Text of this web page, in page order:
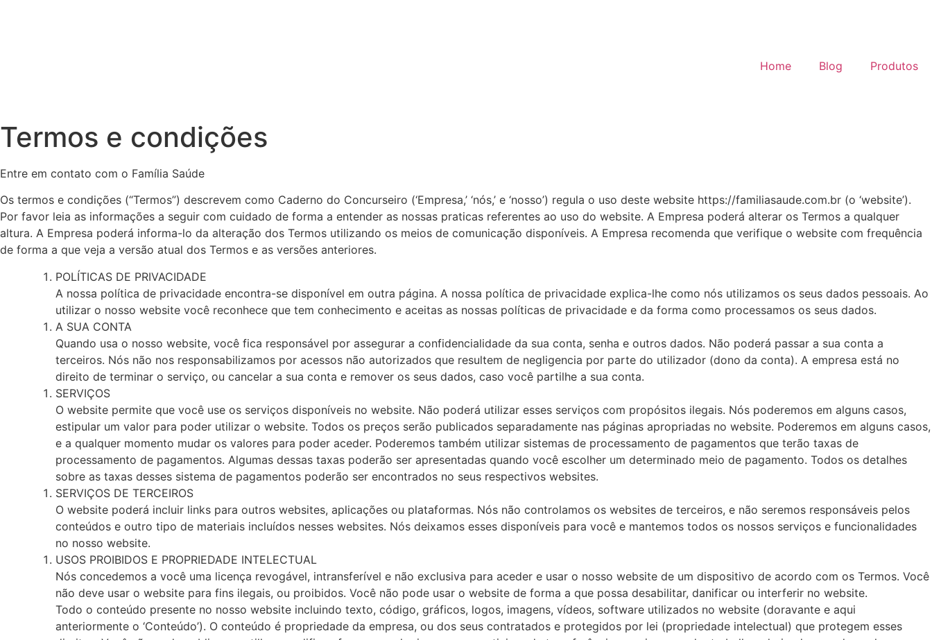
Home Blog Produtos
Termos e condições
Entre em contato com o Família Saúde
Os termos e condições (“Termos”) descrevem como Caderno do Concurseiro (‘Empresa,’ ‘nós,’ e ‘nosso’) regula o uso deste website https://familiasaude.com.br (o ‘website’).
Por favor leia as informações a seguir com cuidado de forma a entender as nossas praticas referentes ao uso do website. A Empresa poderá alterar os Termos a qualquer
altura. A Empresa poderá informa-lo da alteração dos Termos utilizando os meios de comunicação disponíveis. A Empresa recomenda que verifique o website com frequência
de forma a que veja a versão atual dos Termos e as versões anteriores.
POLÍTICAS DE PRIVACIDADE
A nossa política de privacidade encontra-se disponível em outra página. A nossa política de privacidade explica-lhe como nós utilizamos os seus dados pessoais. Ao
utilizar o nosso website você reconhece que tem conhecimento e aceitas as nossas políticas de privacidade e da forma como processamos os seus dados.
A SUA CONTA
Quando usa o nosso website, você fica responsável por assegurar a confidencialidade da sua conta, senha e outros dados. Não poderá passar a sua conta a
terceiros. Nós não nos responsabilizamos por acessos não autorizados que resultem de negligencia por parte do utilizador (dono da conta). A empresa está no
direito de terminar o serviço, ou cancelar a sua conta e remover os seus dados, caso você partilhe a sua conta.
SERVIÇOS
O website permite que você use os serviços disponíveis no website. Não poderá utilizar esses serviços com propósitos ilegais. Nós poderemos em alguns casos,
estipular um valor para poder utilizar o website. Todos os preços serão publicados separadamente nas páginas apropriadas no website. Poderemos em alguns casos,
e a qualquer momento mudar os valores para poder aceder. Poderemos também utilizar sistemas de processamento de pagamentos que terão taxas de
processamento de pagamentos. Algumas dessas taxas poderão ser apresentadas quando você escolher um determinado meio de pagamento. Todos os detalhes
sobre as taxas desses sistema de pagamentos poderão ser encontrados no seus respectivos websites.
SERVIÇOS DE TERCEIROS
O website poderá incluir links para outros websites, aplicações ou plataformas. Nós não controlamos os websites de terceiros, e não seremos responsáveis pelos
conteúdos e outro tipo de materiais incluídos nesses websites. Nós deixamos esses disponíveis para você e mantemos todos os nossos serviços e funcionalidades
no nosso website.
USOS PROIBIDOS E PROPRIEDADE INTELECTUAL
Nós concedemos a você uma licença revogável, intransferível e não exclusiva para aceder e usar o nosso website de um dispositivo de acordo com os Termos. Você
não deve usar o website para fins ilegais, ou proibidos. Você não pode usar o website de forma a que possa desabilitar, danificar ou interferir no website.
Todo o conteúdo presente no nosso website incluindo texto, código, gráficos, logos, imagens, vídeos, software utilizados no website (doravante e aqui
anteriormente o ‘Conteúdo’). O conteúdo é propriedade da empresa, ou dos seus contratados e protegidos por lei (propriedade intelectual) que protegem esses